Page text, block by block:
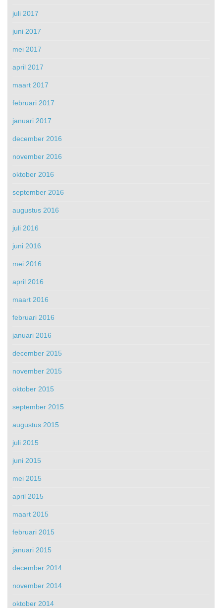
juli 2017
juni 2017
mei 2017
april 2017
maart 2017
februari 2017
januari 2017
december 2016
november 2016
oktober 2016
september 2016
augustus 2016
juli 2016
juni 2016
mei 2016
april 2016
maart 2016
februari 2016
januari 2016
december 2015
november 2015
oktober 2015
september 2015
augustus 2015
juli 2015
juni 2015
mei 2015
april 2015
maart 2015
februari 2015
januari 2015
december 2014
november 2014
oktober 2014